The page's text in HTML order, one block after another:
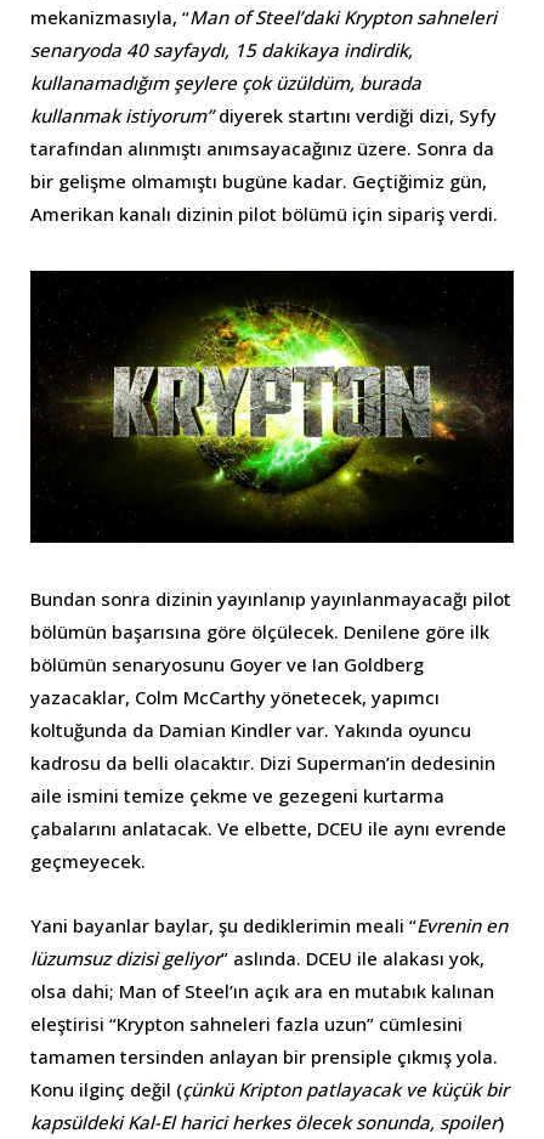
mekanizmasıyla, “Man of Steel’daki Krypton sahneleri
senaryoda 40 sayfaydı, 15 dakikaya indirdik,
kullanamadığım şeylere çok üzüldüm, burada
kullanmak istiyorum”diyerek startını verdiği dizi, Syfy
tarafından alınmıştı anımsayacağınız üzere. Sonra da
bir gelişme olmamıştı bugüne kadar. Geçtiğimiz gün,
Amerikan kanalı dizinin pilot bölümü için sipariş verdi.
Bundan sonra dizinin yayınlanıp yayınlanmayacağı pilot
bölümün başarısına göre ölçülecek. Denilene göre ilk
bölümün senaryosunu Goyer ve Ian Goldberg
yazacaklar, Colm McCarthy yönetecek, yapımcı
koltuğunda da Damian Kindler var. Yakında oyuncu
kadrosu da belli olacaktır. Dizi Superman’in dedesinin
aile ismini temize çekme ve gezegeni kurtarma
çabalarını anlatacak. Ve elbette, DCEU ile aynı evrende
geçmeyecek.
Yani bayanlar baylar, şu dediklerimin meali “Evrenin en
lüzumsuz dizisi geliyor” aslında. DCEU ile alakası yok,
olsa dahi; Man of Steel’ın açık ara en mutabık kalınan
eleştirisi “Krypton sahneleri fazla uzun” cümlesini
tamamen tersinden anlayan bir prensiple çıkmış yola.
Konu ilginç değil (çünkü Kripton patlayacak ve küçük bir
kapsüldeki Kal-El harici herkes ölecek sonunda, spoiler)